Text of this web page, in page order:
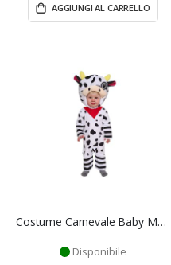
AGGIUNGI AL CARRELLO
Costume Carnevale Baby Mucca 18/24 Mesi - Guirca
Disponibile